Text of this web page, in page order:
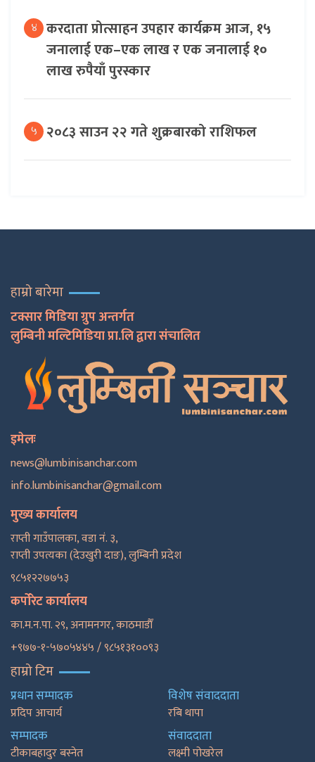
४ करदाता प्रोत्साहन उपहार कार्यक्रम आज, १५
जनालाई एक–एक लाख र एक जनालाई १०
लाख रुपैयाँ पुरस्कार
५ २०८३ साउन २२ गते शुक्रबारको राशिफल
हाम्रो बारेमा
टक्सार मिडिया ग्रुप अन्तर्गत
लुम्बिनी मल्टिमिडिया प्रा.लि द्वारा संचालित
इमेलः
news@lumbinisanchar.com
info.lumbinisanchar@gmail.com
मुख्य कार्यालय
राप्ती गाउँपालका, वडा नं. ३,
राप्ती उपत्यका (देउखुरी दाङ), लुम्बिनी प्रदेश
९८५१२२७७५३
कर्पोरेट कार्यालय
का.म.न.पा. २९, अनामनगर, काठमाडाैँ
+९७७-१-५७०५४४५ / ९८५१३१००९३
हाम्रो टिम
प्रधान सम्पादक
प्रदिप आचार्य
सम्पादक
टीकाबहादुर बस्नेत
विशेष संवाददाता
रबि थापा
संवाददाता
लक्ष्मी पोखरेल